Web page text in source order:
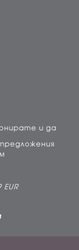
и да